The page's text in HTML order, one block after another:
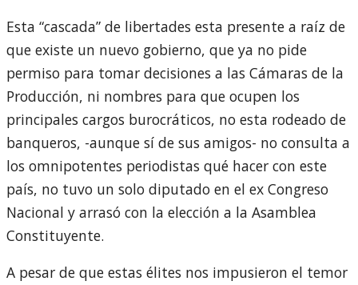
Esta “cascada” de libertades esta presente a raíz de
que existe un nuevo gobierno, que ya no pide
permiso para tomar decisiones a las Cámaras de la
Producción, ni nombres para que ocupen los
principales cargos burocráticos, no esta rodeado de
banqueros, -aunque sí de sus amigos- no consulta a
los omnipotentes periodistas qué hacer con este
país, no tuvo un solo diputado en el ex Congreso
Nacional y arrasó con la elección a la Asamblea
Constituyente.
A pesar de que estas élites nos impusieron el temor